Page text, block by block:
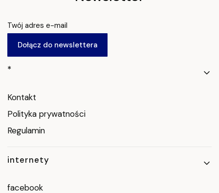
Twój adres e-mail
Dołącz do newslettera
Linki w stopce
*
Kontakt
Polityka prywatności
Regulamin
internety
facebook